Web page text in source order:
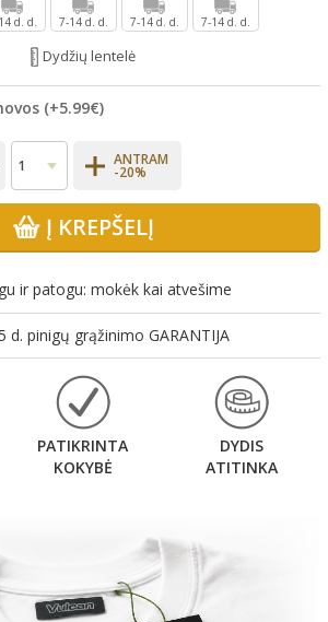
d. d. 7-14 d. d. 7-14 d. d. 7-14 d. d.
Dydžių lentelė
(+5.99€)
ANTRAM
-20%
Į KREPŠELĮ
ir patogu: mokėk kai atvešime
d. pinigų grąžinimo GARANTIJA
PATIKRINTA
KOKYBĖ
DYDIS
ATITINKA